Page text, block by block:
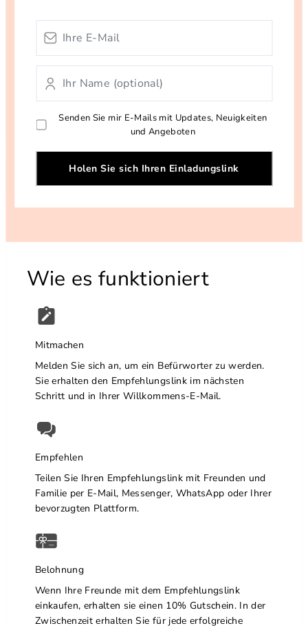
Senden Sie mir E-Mails mit Updates, Neuigkeiten
und Angeboten
Holen Sie sich Ihren Einladungslink
Wie es funktioniert
Mitmachen
Melden Sie sich an, um ein Befürworter zu werden.
Sie erhalten den Empfehlungslink im nächsten
Schritt und in Ihrer Willkommens-E-Mail.
Empfehlen
Teilen Sie Ihren Empfehlungslink mit Freunden und
Familie per E-Mail, Messenger, WhatsApp oder Ihrer
bevorzugten Plattform.
Belohnung
Wenn Ihre Freunde mit dem Empfehlungslink
einkaufen, erhalten sie einen 10% Gutschein. In der
Zwischenzeit erhalten Sie für jede erfolgreiche